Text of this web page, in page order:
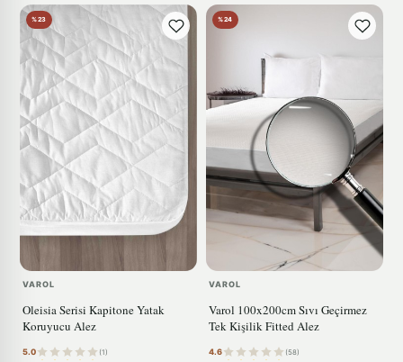
%23
VAROL
Oleisia Serisi Kapitone Yatak
Koruyucu Alez
5.0 (1)
%24
VAROL
Varol 100x200cm Sıvı Geçirmez
Tek Kişilik Fitted Alez
4.6 (58)